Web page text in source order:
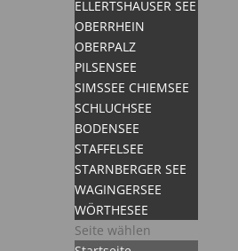
ELLERTSHÄUSER SEE
OBERRHEIN
OBERPALZ
PILSENSEE
SIMSSEE CHIEMSEE
SCHLUCHSEE
BODENSEE
STAFFELSEE
STARNBERGER SEE
WAGINGERSEE
WÖRTHESEE
Seite wählen